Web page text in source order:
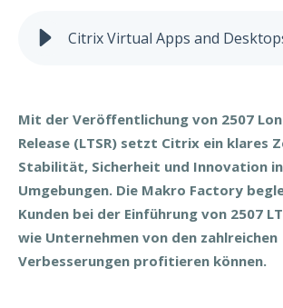
Mit der Veröffentlichung von 2507
Release (LTSR) setzt Citrix ein klares
Stabilität, Sicherheit und Innovation
Umgebungen. Die Makro Factory
Kunden bei der Einführung von 2507
wie Unternehmen von den zahlreichen
Verbesserungen profitieren können.